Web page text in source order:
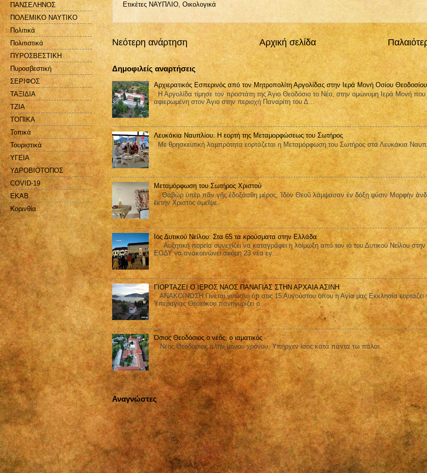
Ετικέτες ΝΑΥΠΛΙΟ, Οικολογικά
Νεότερη ανάρτηση Αρχική σελίδα
Δημοφιλείς αναρτήσεις
Αρχιερατικός Εσπερινός από τον Μητροπολίτη Αργολίδας στην Ιερά Μονή Οσίου Θεοδοσίου
Η Αργολίδα τίμησε τον προστάτη της Άγιο Θεοδόσιο το Νέο, στην ομώνυμη Ιερά Μονή που
αφιερωμένη στον Άγιο στην περιοχή Παναρίτη του Δ...
Λευκάκια Ναυπλίου: Η εορτή της Μεταμορφώσεως του Σωτήρος
Με θρησκευτική λαμπρότητα εορτάζεται η Μεταμόρφωση του Σωτήρος στα Λευκάκια
Μεταμόρφωση του Σωτήρος Χριστού
Θαβὼρ ὑπὲρ πᾶν γῆς ἐδοξάσθη μέρος, Ἰδὸν Θεοῦ λάμψασαν ἐν δόξῃ φύσιν Μορφὴν
ἕκτην Χριστὸς ἀμεῖψε.
Ιός Δυτικού Νείλου: Στα 65 τα κρούσματα στην Ελλάδα
Αυξητική πορεία συνεχίζει να καταγράφει η λοίμωξη από τον ιό του Δυτικού Νείλου
ΕΟΔΥ να ανακοινώνει ακόμη 23 νέα εγ...
ΓΙΟΡΤΑΖΕΙ Ο ΙΕΡΟΣ ΝΑΟΣ ΠΑΝΑΓΙΑΣ ΣΤΗΝ ΑΡΧΑΙΑ ΑΣΙΝΗ
ΑΝΑΚΟΙΝΩΣΗ Γίνεται γνωστό ότι στις 15 Αυγούστου όπου η Αγία μας Εκκλησία εορτάζει
Υπεραγίας Θεοτόκου πανηγυρίζει ο
Όσιος Θεοδόσιος ο νέος, ο ιαματικός
Nέος Θεοδόσιος πλην μόνου χρόνου, Yπήρχεν ίσος κατά πάντα τω πάλαι.
Αναγνώστες
ΠΑΝΣΕΛΗΝΟΣ
ΠΟΛΕΜΙΚΟ ΝΑΥΤΙΚΟ
Πολιτικά
Πολιτιστικά
ΠΥΡΟΣΒΕΣΤΙΚΗ
Πυροσβεστική
ΣΕΡΙΦΟΣ
ΤΑΞΙΔΙΑ
ΤΖΙΑ
ΤΟΠΙΚΑ
Τοπικά
Τουριστικά
ΥΓΕΙΑ
ΥΔΡΟΒΙΟΤΟΠΟΣ
COVID-19
EKAB
Kορινθία